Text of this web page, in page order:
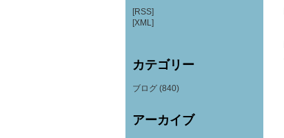
[RSS]
[XML]
カテゴリー
ブログ (840)
アーカイブ